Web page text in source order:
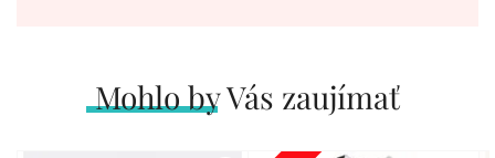
Mohlo by Vás zaujímať